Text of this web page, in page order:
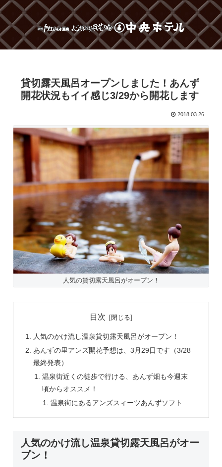
貸切露天風呂オープンしました！あんず
開花状況もイイ感じ3/29から開花します
2018.03.26
人気の貸切露天風呂がオープン！
目次
人気のかけ流し温泉貸切露天風呂がオープン！
あんずの里アンズ開花予想は、3月29日です（3/28
最終発表）
温泉街近くの徒歩で行ける、あんず畑も今週末
頃からオススメ！
温泉街にあるアンズスィーツあんずソフト
人気のかけ流し温泉貸切露天風呂がオー
プン！